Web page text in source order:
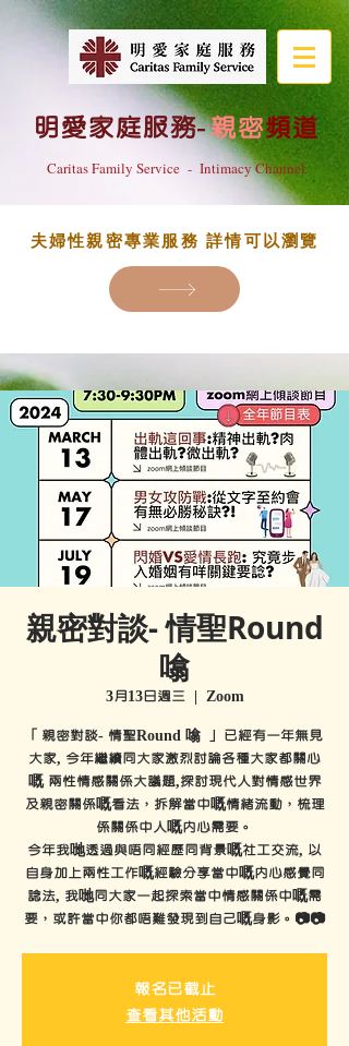
明愛家庭服務-親密頻道
Caritas Family Service - Intimacy Channel
夫婦性親密專業服務 詳情可以瀏覽
親密對談- 情聖Round
噏
3月13日週三
  |
Zoom
「親密對談- 情聖Round 噏 」 已經有一年無見
大家, 今年繼續同大家激烈討論各種大家都關心
嘅 兩性情感關係大議題,探討現代人對情感世界
及親密關係嘅看法，拆解當中嘅情緒流動，梳理
係關係中人嘅內心需要。
今年我哋透過與唔同經歷同背景嘅社工交流, 以
自身加上兩性工作嘅經驗分享當中嘅內心感覺同
諗法, 我哋同大家一起探索當中情感關係中嘅需
要，或許當中你都唔難發現到自己嘅身影。📷📷
報名已截止
查看其他活動